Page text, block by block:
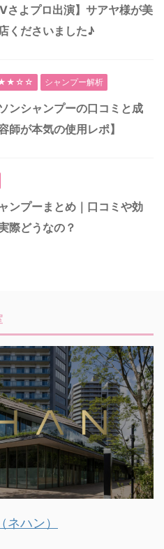
さよプロ出演】サアヤ様が美
くださいました♪
シャンプー解析
ンシャンプーの口コミと成
師が本気の使用レポ】
ンプーまとめ｜口コミや効
際どうなの？
ハン）